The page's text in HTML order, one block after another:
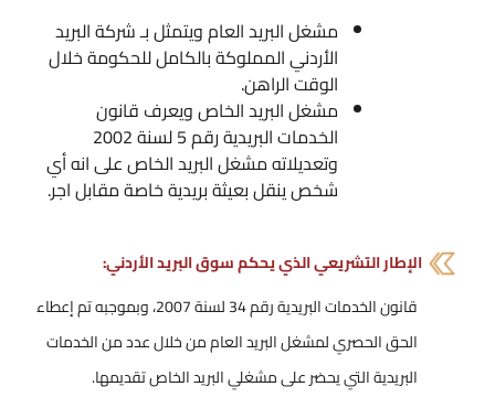
مشغل البريد العام ويتمثل بـ شركة البريد
الأردني المملوكة بالكامل للحكومة خلال
الوقت الراهن.
مشغل البريد الخاص ويعرف قانون
الخدمات البريدية رقم 5 لسنة 2002
وتعديلاته مشغل البريد الخاص على انه أي
شخص ينقل بعيثة بريدية خاصة مقابل اجر.
الإطار التشريعي الذي يحكم سوق البريد الأردني:
قانون الخدمات البريدية رقم 34 لسنة 2007، وبموجبه تم إعطاء
الحق الحصري لمشغل البريد العام من خلال عدد من الخدمات
البريدية التي يحضر على مشغلي البريد الخاص تقديمها.